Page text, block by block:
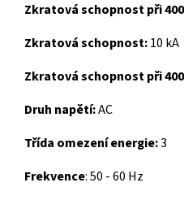
Zkratová schopnost při
Zkratová schopnost:10 kA
Zkratová schopnost při
Druh napětí:AC
Třída omezení energie:3
Frekvence:50 - 60 Hz